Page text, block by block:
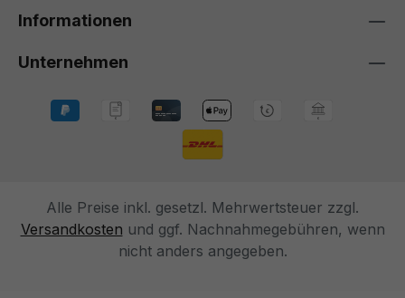
Informationen
Unternehmen
Alle Preise inkl. gesetzl. Mehrwertsteuer zzgl.
Versandkosten und ggf. Nachnahmegebühren, wenn
nicht anders angegeben.